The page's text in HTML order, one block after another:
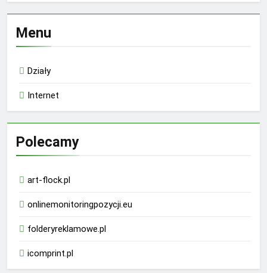
Menu
Działy
Internet
Polecamy
art-flock.pl
onlinemonitoringpozycji.eu
folderyreklamowe.pl
icomprint.pl